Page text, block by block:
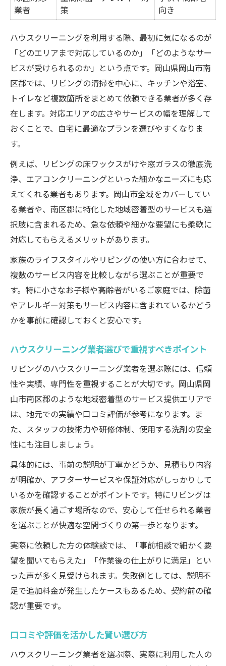
業者
策
向き
ハウスクリーニングを利用する際、最初に気になるのが
「どのエリアまで対応しているのか」「どのようなサー
ビスが受けられるのか」という点です。岡山県岡山市南
区郡では、リビングの清掃を中心に、キッチンや浴室、
トイレなど複数箇所をまとめて依頼できる業者が多く存
在します。対応エリアの広さやサービスの幅を理解して
おくことで、自宅に最適なプランを選びやすくなりま
す。
例えば、リビングの床ワックスがけや窓ガラスの徹底洗
浄、エアコンクリーニングといった細かなニーズにも応
えてくれる業者もあります。岡山市全域をカバーしてい
る業者や、南区郡に特化した地域密着型のサービスも選
択肢に含まれるため、急な依頼や細かな要望にも柔軟に
対応してもらえるメリットがあります。
家族のライフスタイルやリビングの使い方に合わせて、
複数のサービス内容を比較しながら選ぶことが重要で
す。特に小さなお子様や高齢者がいるご家庭では、除菌
やアレルギー対策もサービス内容に含まれているかどう
かを事前に確認しておくと安心です。
ハウスクリーニング業者選びで重視すべきポイント
リビングのハウスクリーニング業者を選ぶ際には、信頼
性や実績、専門性を重視することが大切です。岡山県岡
山市南区郡のような地域密着型のサービス提供エリアで
は、地元での実績や口コミ評価が参考になります。ま
た、スタッフの技術力や研修体制、使用する洗剤の安全
性にも注目しましょう。
具体的には、事前の説明が丁寧かどうか、見積もり内容
が明確か、アフターサービスや保証対応がしっかりして
いるかを確認することがポイントです。特にリビングは
家族が長く過ごす場所なので、安心して任せられる業者
を選ぶことが快適な空間づくりの第一歩となります。
実際に依頼した方の体験談では、「事前相談で細かく要
望を聞いてもらえた」「作業後の仕上がりに満足」とい
った声が多く見受けられます。失敗例としては、説明不
足で追加料金が発生したケースもあるため、契約前の確
認が重要です。
口コミや評価を活かした賢い選び方
ハウスクリーニング業者を選ぶ際、実際に利用した人の